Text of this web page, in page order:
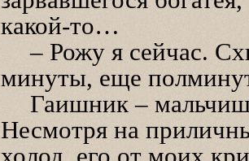
какой-то…
– Рожу я сейчас.
минуты, еще
Гаишник –
Несмотря на